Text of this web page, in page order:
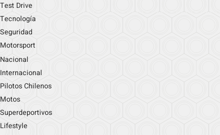
Test Drive
Tecnología
Seguridad
Motorsport
Nacional
Internacional
Pilotos Chilenos
Motos
Superdeportivos
Lifestyle